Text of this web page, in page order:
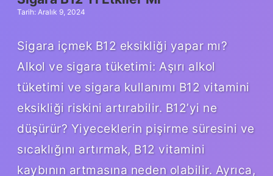
Tarih: Aralık 9, 2024
Sigara içmek B12 eksikliği yapar mı?
Alkol ve sigara tüketimi: Aşırı alkol
tüketimi ve sigara kullanımı B12 vitamini
eksikliği riskini artırabilir. B12’yi ne
düşürür? Yiyeceklerin pişirme süresini ve
sıcaklığını artırmak, B12 vitamini
kaybının artmasına neden olabilir. Ayrıca,